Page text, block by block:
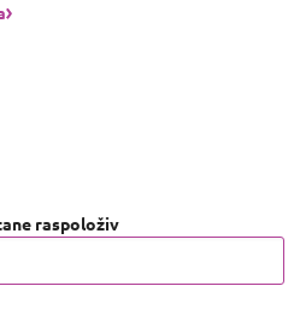
raspoloživ